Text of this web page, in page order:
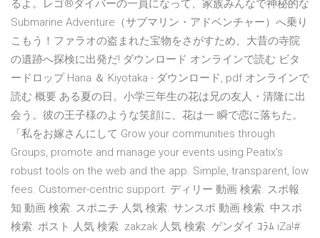
るよ。レゴ®ダイバーの一員になって、家族みんなで神秘的な
Submarine Adventure（サブマリン・アドベンチャー）へ乗り
こもう！ファラオの盗まれた宝物をさがすため、大昔の寺院
の遺跡へ探検に出発だ! ダウンロード オンラインで読む ビタ
ードロップ Hana ＆ Kiyotaka - ダウンロード, pdf オンラインで
読む 概要 ある夏の日。小学三年生の花は兄の友人・清隆に出
会う。彼の王子様のような笑顔に、花は一 瞬で恋に落ちた。
「私をお嫁さんにして Grow your communities through
Groups, promote and manage your events using Peatix's
robust tools on the web and the app. Simple, transparent, low
fees. Customer-centric support. ディリー 動画 検索. スポ報
知 動画 検索. スポニチ 人気 検索. サンスポ 動画 検索. 中スポ
検索. ポスト 人気 検索. zakzak 人気 検索. ゲンダイ ｺﾗﾑ iZa!#